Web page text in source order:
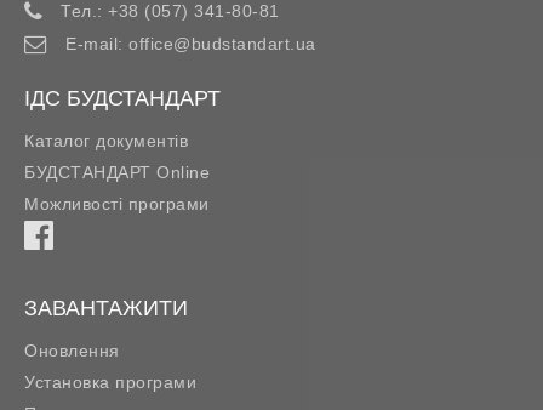
Тел.: +38 (057) 341-80-81
E-mail: office@budstandart.ua
ІДС БУДСТАНДАРТ
Каталог документів
БУДСТАНДАРТ Online
Можливості програми
ЗАВАНТАЖИТИ
Оновлення
Установка програми